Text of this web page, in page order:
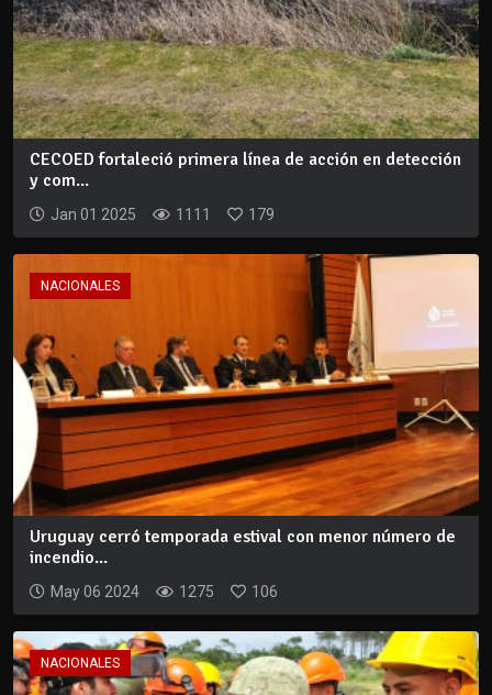
CECOED fortaleció primera línea de acción en detección
y com...
Jan 01 2025 1111 179
NACIONALES
Uruguay cerró temporada estival con menor número de
incendio...
May 06 2024 1275 106
NACIONALES